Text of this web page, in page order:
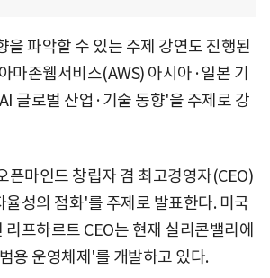
을 파악할 수 있는 주제 강연도 진행된
마존웹서비스(AWS) 아시아·일본 기
글로벌 산업·기술 동향'을 주제로 강
픈마인드 창립자 겸 최고경영자(CEO)
율성의 점화'를 주제로 발표한다. 미국
프하르트 CEO는 현재 실리콘밸리에
용 운영체제'를 개발하고 있다.